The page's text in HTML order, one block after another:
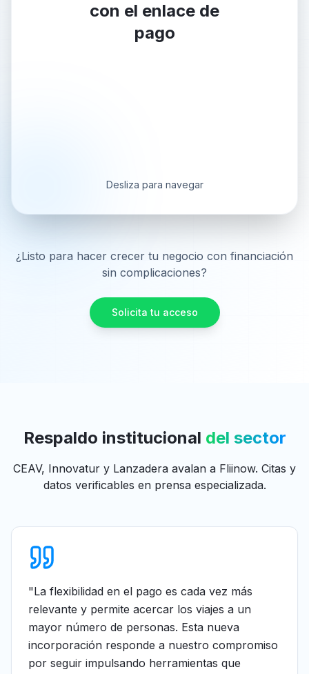
con el enlace de
pago
Desliza para navegar
¿Listo para hacer crecer tu negocio con financiación
sin complicaciones?
Solicita tu acceso
Respaldo institucional del sector
CEAV, Innovatur y Lanzadera avalan a Fliinow. Citas y
datos verificables en prensa especializada.
"La flexibilidad en el pago es cada vez más
relevante y permite acercar los viajes a un
mayor número de personas. Esta nueva
incorporación responde a nuestro compromiso
por seguir impulsando herramientas que